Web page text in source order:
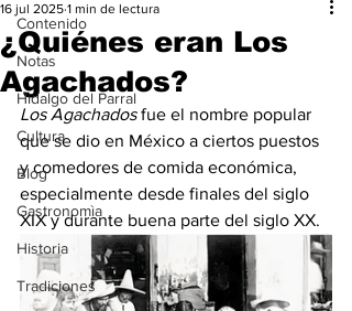
Contenido
Notas
Hidalgo del Parral
Cultura
Blog
Gastronomìa
Historia
Tradiciones
¿Quiénes eran Los
Agachados?
16 jul 2025 1 min de lectura
Los Agachados fue el nombre popular
que se dio en México a ciertos puestos
y comedores de comida económica,
especialmente desde finales del siglo
XIX y durante buena parte del siglo XX.